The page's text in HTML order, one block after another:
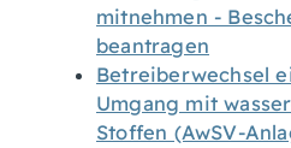
mitnehmen -
beantragen
Betreiberwechsel
Umgang mit
Stoffen (AwSV-